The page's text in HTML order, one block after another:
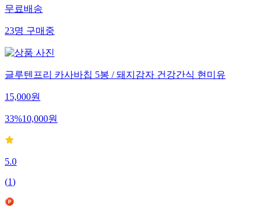
무료배송
23명구매중
글루텐프리 카사바칩 5봉 / 돼지감자 건강간식 현미유
15,000원
33%10,000원
5.0
(1)